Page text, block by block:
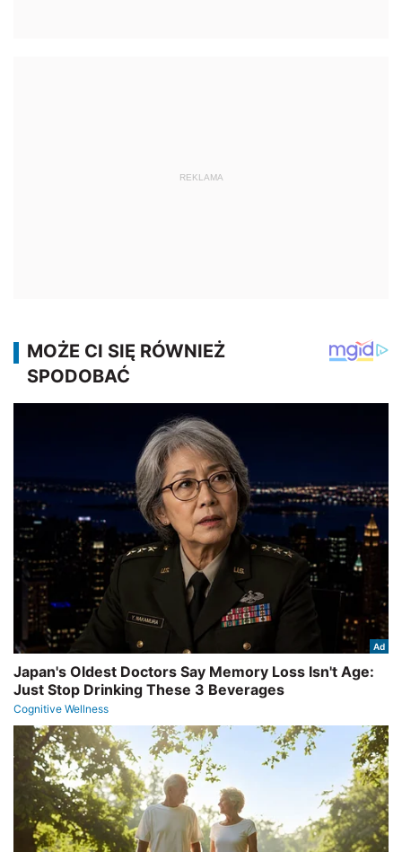
REKLAMA